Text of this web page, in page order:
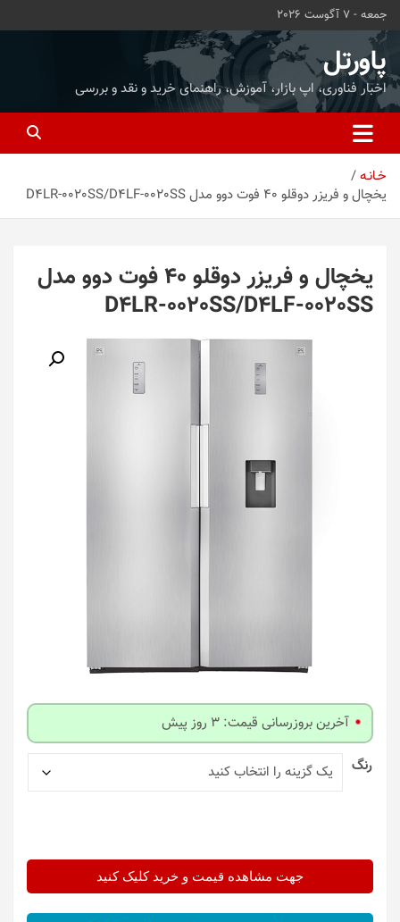
محتوا
بروید
جمعه - 7 آگوست 2026
پاورتل
اخبار فناوری، اپ بازار، آموزش، راهنمای خرید و نقد و بررسی
خـانـه
یخچال و فریزر دوقلو 40 فوت دوو مدل D4LR-0020SS/D4LF-0020SS
یخچال و فریزر دوقلو 40 فوت دوو مدل
D4LR-0020SS/D4LF-0020SS
آخرین بروزرسانی قیمت: 3 روز پیش
رنگ
جهت مشاهده قیمت و خرید کلیک کنید